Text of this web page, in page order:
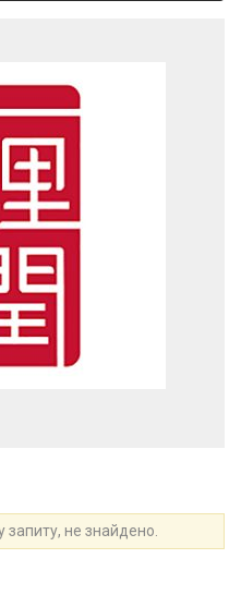
запиту, не знайдено.